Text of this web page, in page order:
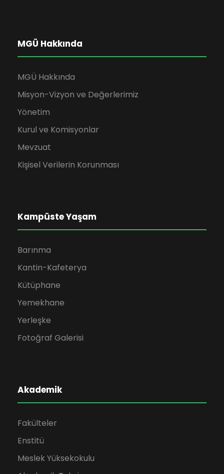
MGÜ Hakkında
MGÜ Hakkında
Misyon-Vizyon ve Değerlerimiz
Yönetim
Kurul ve Komisyonlar
Mevzuat
Kişisel Verilerin Korunması
Kampüste Yaşam
Barınma
Kantin-Kafeterya
Kütüphane
Yemekhane
Yerleşke
Fotoğraf Galerisi
Akademik
Fakülteler
Enstitü
Meslek Yüksekokulu